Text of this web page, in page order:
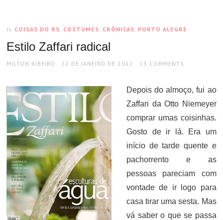
In COISAS DO RS, COSTUMES, CRÔNICAS, PORTO ALEGRE
Estilo Zaffari radical
AUTHOR
MILTON RIBEIRO
POSTED
22 DE JANEIRO DE 2012 13 COMMENTS
Depois do almoço, fui ao
Zaffari da Otto Niemeyer
comprar umas coisinhas.
Gosto de ir lá. Era um
início de tarde quente e
pachorrento e as
pessoas pareciam com
vontade de ir logo para
casa tirar uma sesta. Mas
vá saber o que se passa